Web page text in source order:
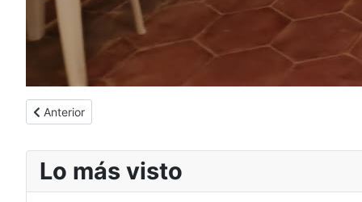
Artículo anterior: ? Extensión Universitaria – UTIC Sede
Anterior
Lo más visto